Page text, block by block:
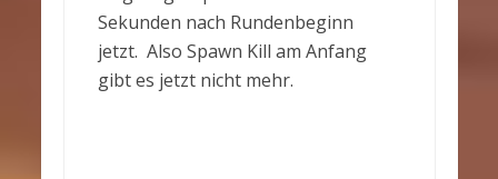
Sekunden nach Rundenbeginn
jetzt. Also Spawn Kill am Anfang
gibt es jetzt nicht mehr.